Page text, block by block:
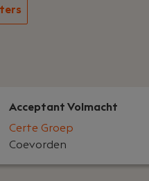
Acceptant Volmacht
Certe Groep
Coevorden